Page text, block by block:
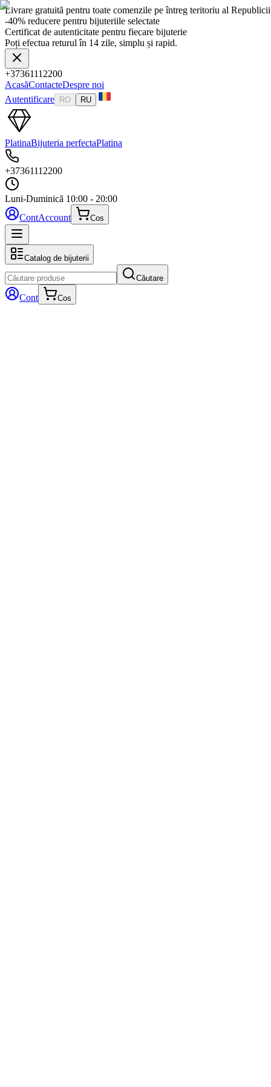
Livrare gratuită pentru toate comenzile pe întreg teritoriu al
-40% reducere pentru bijuteriile selectate
Certificat de autenticitate pentru fiecare bijuterie
Poți efectua returul în 14 zile, simplu și rapid.
+37361112200
AcasăContacteDespre noi
Autentificare
RO RU
PlatinaBijuteria perfectaPlatina
+37361112200
Luni-Duminică 10:00 - 20:00
ContAccount Cos
Catalog de bijuterii
Căutare
Cont Cos